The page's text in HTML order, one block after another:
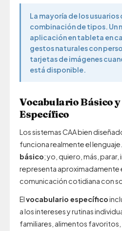
La mayoría de los usuarios
combinación de tipos. Un
aplicación en tableta en
gestos naturales con
tarjetas de imágenes
está disponible.
Vocabulario Básico
Específico
Los sistemas CAA bien
funciona realmente el lenguaje.
básico; yo, quiero, más, parar,
representa aproximadamente
comunicación cotidiana con
Elvocabulario específico
a los intereses y rutinas
familiares, alimentos